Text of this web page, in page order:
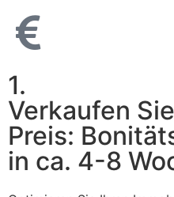
1.
Verkaufen
Preis:
in ca. 4-8